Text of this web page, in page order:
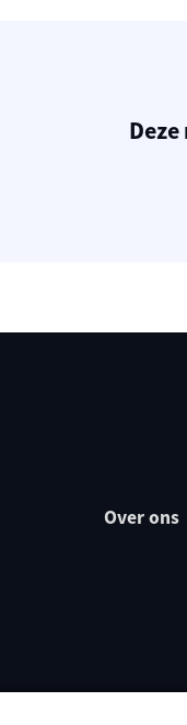
Over ons